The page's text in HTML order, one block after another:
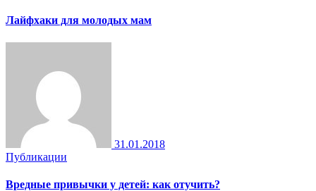
Лайфхаки для молодых мам
31.01.2018
Публикации
Вредные привычки у детей: как отучить?